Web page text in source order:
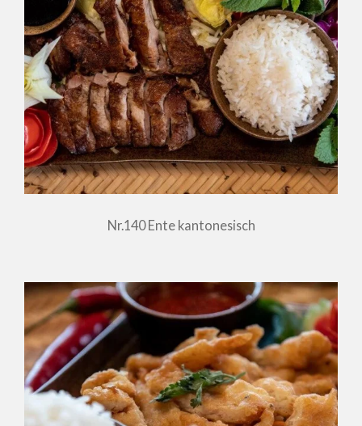
Nr.140 Ente kantonesisch